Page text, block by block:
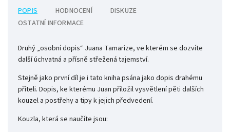
POPIS HODNOCENÍ
DISKUZE
OSTATNÍ INFORMACE
Druhý „osobní dopis“ Juana Tamarize, ve kterém se dozvíte
další úchvatná a přísně střežená tajemství.
Stejně jako první díl je i tato kniha psána jako dopis drahému
příteli. Dopis, ke kterému Juan přiložil vysvětlení pěti dalších
kouzel a postřehy a tipy k jejich předvedení.
Kouzla, která se naučíte jsou: